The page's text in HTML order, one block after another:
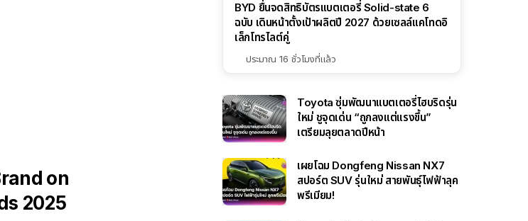
on
2025
BYD ยื่นจดสิทธิบัตรแบตเตอรี่ Solid-state 6
ฉบับ เดินหน้าตั้งเป้าผลิตปี 2027 ด้วยเซลล์แคโทดอิ
เล็กโทรไลต์คู่
ประมาณ 16 ชั่วโมงที่แล้ว
Toyota ซุ่มพัฒนาแบตเตอรี่ไฮบริดรุ่น
ใหม่ ชูจุดเด่น “ถูกลงแต่แรงขึ้น”
เตรียมลุยตลาดปีหน้า
เผยโฉม Dongfeng Nissan NX7
สปอร์ต SUV รุ่นใหม่ สายพันธุ์ไฟฟ้าลุค
พรีเมียม!